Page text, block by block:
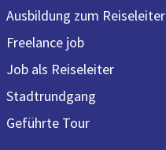
Ausbildung zum Reiseleiter
Freelance job
Job als Reiseleiter
Stadtrundgang
Geführte Tour